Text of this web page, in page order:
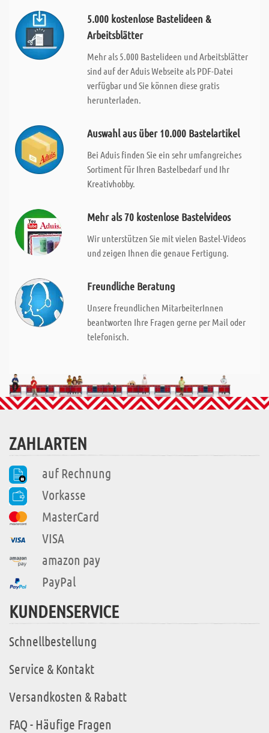
5.000 kostenlose Bastelideen &
Arbeitsblätter
Mehr als 5.000 Bastelideen und Arbeitsblätter
sind auf der Aduis Webseite als PDF-Datei
verfügbar und Sie können diese gratis
herunterladen.
Auswahl aus über 10.000 Bastelartikel
Bei Aduis finden Sie ein sehr umfangreiches
Sortiment für Ihren Bastelbedarf und Ihr
Kreativhobby.
Mehr als 70 kostenlose Bastelvideos
Wir unterstützen Sie mit vielen Bastel-Videos
und zeigen Ihnen die genaue Fertigung.
Freundliche Beratung
Unsere freundlichen MitarbeiterInnen
beantworten Ihre Fragen gerne per Mail oder
telefonisch.
ZAHLARTEN
auf Rechnung
Vorkasse
MasterCard
VISA
amazon pay
PayPal
KUNDENSERVICE
Schnellbestellung
Service & Kontakt
Versandkosten & Rabatt
FAQ - Häufige Fragen